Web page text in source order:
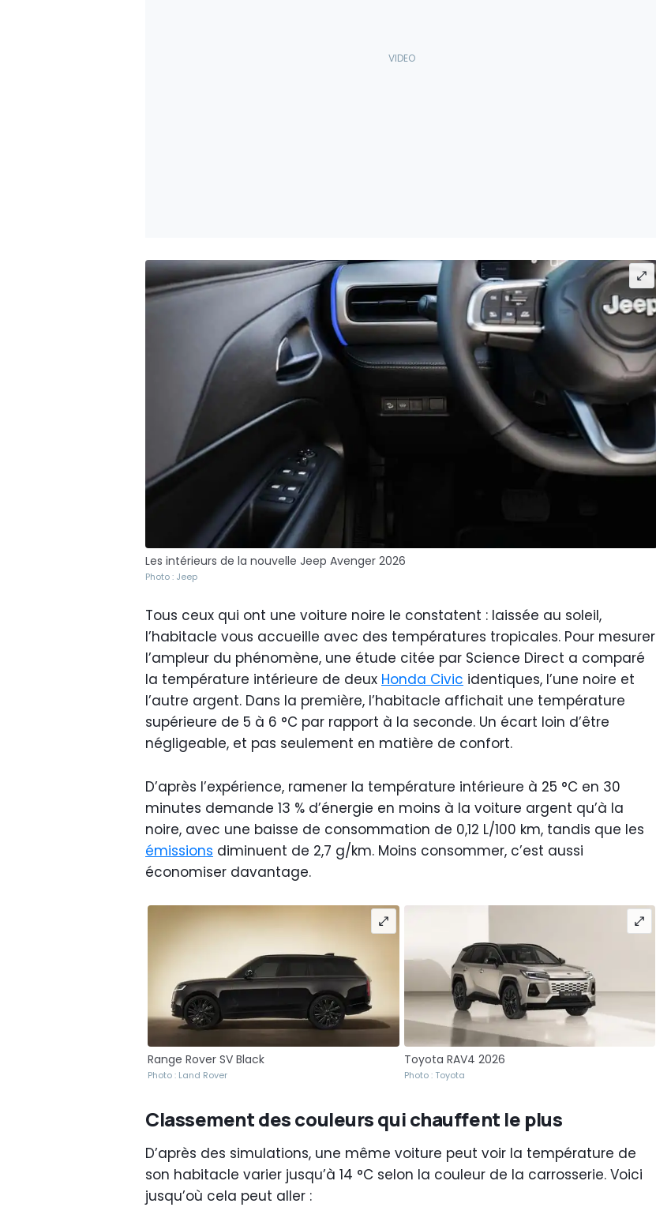
Les intérieurs de la nouvelle Jeep Avenger 2026
Photo : Jeep
Tous ceux qui ont une voiture noire le constatent : laissée au soleil,
l’habitacle vous accueille avec des températures tropicales. Pour mesurer
l’ampleur du phénomène, une étude citée par Science Direct a comparé
la température intérieure de deux Honda Civic identiques, l’une noire et
l’autre argent. Dans la première, l’habitacle affichait une température
supérieure de 5 à 6 °C par rapport à la seconde. Un écart loin d’être
négligeable, et pas seulement en matière de confort.
D’après l’expérience, ramener la température intérieure à 25 °C en 30
minutes demande 13 % d’énergie en moins à la voiture argent qu’à la
noire, avec une baisse de consommation de 0,12 L/100 km, tandis que les
émissions diminuent de 2,7 g/km. Moins consommer, c’est aussi
économiser davantage.
Range Rover SV Black
Photo : Land Rover
Toyota RAV4 2026
Photo : Toyota
Classement des couleurs qui chauffent le plus
D’après des simulations, une même voiture peut voir la température de
son habitacle varier jusqu’à 14 °C selon la couleur de la carrosserie. Voici
jusqu’où cela peut aller :